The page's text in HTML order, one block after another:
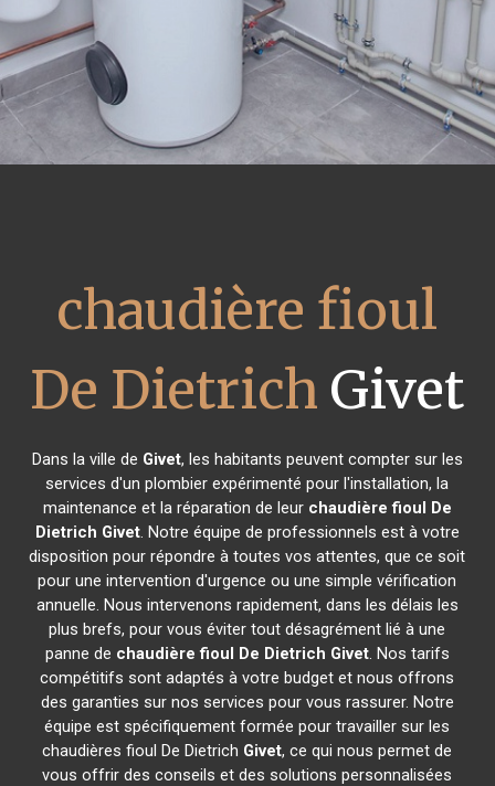
chaudière fioul
De Dietrich Givet
Dans la ville de Givet, les habitants peuvent compter sur les
services d'un plombier expérimenté pour l'installation, la
maintenance et la réparation de leur chaudière fioul De
Dietrich Givet. Notre équipe de professionnels est à votre
disposition pour répondre à toutes vos attentes, que ce soit
pour une intervention d'urgence ou une simple vérification
annuelle. Nous intervenons rapidement, dans les délais les
plus brefs, pour vous éviter tout désagrément lié à une
panne de chaudière fioul De Dietrich Givet. Nos tarifs
compétitifs sont adaptés à votre budget et nous offrons
des garanties sur nos services pour vous rassurer. Notre
équipe est spécifiquement formée pour travailler sur les
chaudières fioul De Dietrich Givet, ce qui nous permet de
vous offrir des conseils et des solutions personnalisées